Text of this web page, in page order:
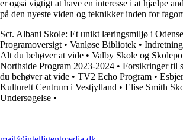
er også vigtigt at have en interesse i at hjælpe
på den nyeste viden og teknikker inden for
Sct. Albani Skole: Et unikt læringsmiljø i Odense
Programoversigt • Vanløse Bibliotek •
Alt du behøver at vide • Valby Skole og
Northside Program 2023-2024 • Forsikringer til
du behøver at vide • TV2 Echo Program •
Kulturelt Centrum i Vestjylland • Elise Smith
Undersøgelse •